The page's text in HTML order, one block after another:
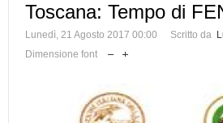
Toscana: Tempo di
Lunedì, 21 Agosto 2017 00:00 Scritto da
Dimensione font